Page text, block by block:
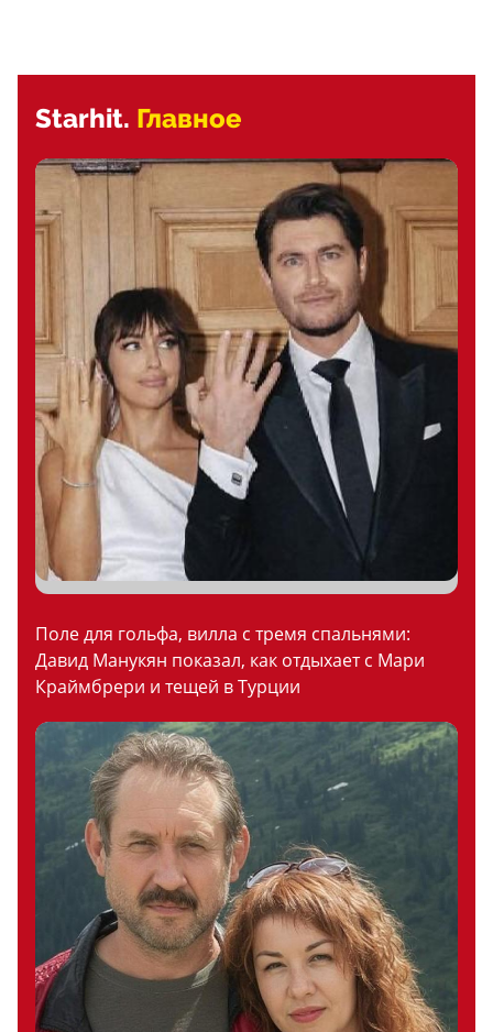
Starhit. Главное
Поле для гольфа, вилла с тремя спальнями:
Давид Манукян показал, как отдыхает с Мари
Краймбрери и тещей в Турции